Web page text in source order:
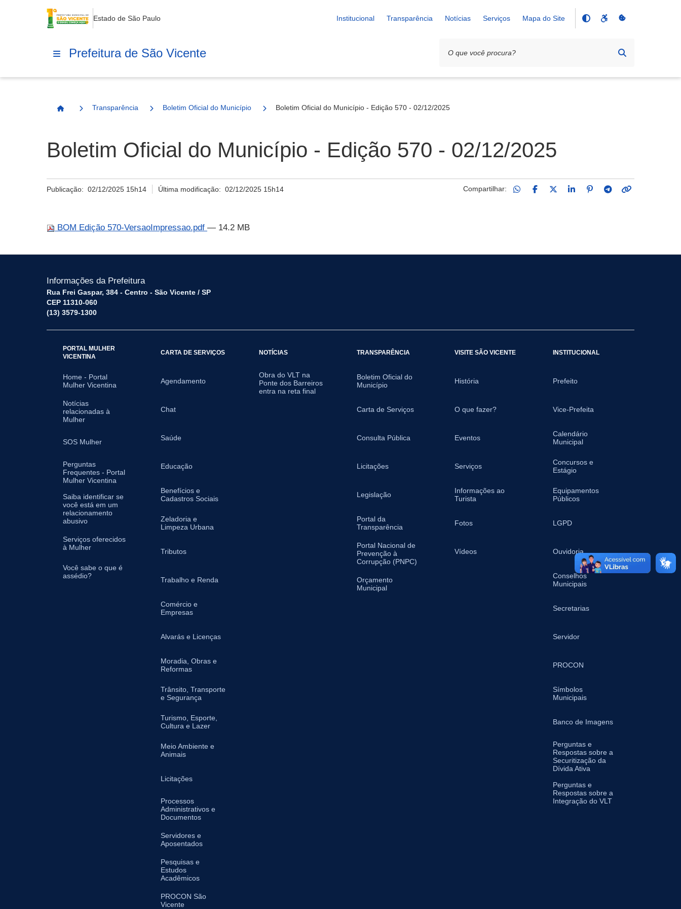
Estado de São Paulo Institucional Transparência Notícias Serviços Mapa do Site
Prefeitura de São Vicente
Página Inicial
Transparência Boletim Oficial do Município Boletim Oficial do Município - Edição 570 - 02/12/2025
Boletim Oficial do Município - Edição 570 - 02/12/2025
Publicação: 02/12/2025 15h14 Última modificação:02/12/2025 15h14 Compartilhar:
BOM Edição 570-VersaoImpressao.pdf — 14.2 MB
Informações da Prefeitura
Rua Frei Gaspar, 384 - Centro - São Vicente / SP
CEP 11310-060
(13) 3579-1300
PORTAL MULHER
VICENTINA
Home - Portal
Mulher Vicentina
Notícias
relacionadas à
Mulher
SOS Mulher
Perguntas
Frequentes - Portal
Mulher Vicentina
Saiba identificar se
você está em um
relacionamento
abusivo
Serviços oferecidos
à Mulher
Você sabe o que é
assédio?
CARTA DE SERVIÇOS
Agendamento
Chat
Saúde
Educação
Benefícios e
Cadastros Sociais
Zeladoria e
Limpeza Urbana
Tributos
Trabalho e Renda
Comércio e
Empresas
Alvarás e Licenças
Moradia, Obras e
Reformas
Trânsito, Transporte
e Segurança
Turismo, Esporte,
Cultura e Lazer
Meio Ambiente e
Animais
Licitações
Processos
Administrativos e
Documentos
Servidores e
Aposentados
Pesquisas e
Estudos
Acadêmicos
PROCON São
Vicente
NOTÍCIAS
Obra do VLT na
Ponte dos Barreiros
entra na reta final
TRANSPARÊNCIA
Boletim Oficial do
Município
Carta de Serviços
Consulta Pública
Licitações
Legislação
Portal da
Transparência
Portal Nacional de
Prevenção à
Corrupção (PNPC)
Orçamento
Municipal
VISITE SÃO VICENTE
História
O que fazer?
Eventos
Serviços
Informações ao
Turista
Fotos
Vídeos
INSTITUCIONAL
Prefeito
Vice-Prefeita
Calendário
Municipal
Concursos e
Estágio
Equipamentos
Públicos
LGPD
Ouvidoria
Conselhos
Municipais
Secretarias
Servidor
PROCON
Símbolos
Municipais
Banco de Imagens
Perguntas e
Respostas sobre a
Securitização da
Dívida Ativa
Perguntas e
Respostas sobre a
Integração do VLT